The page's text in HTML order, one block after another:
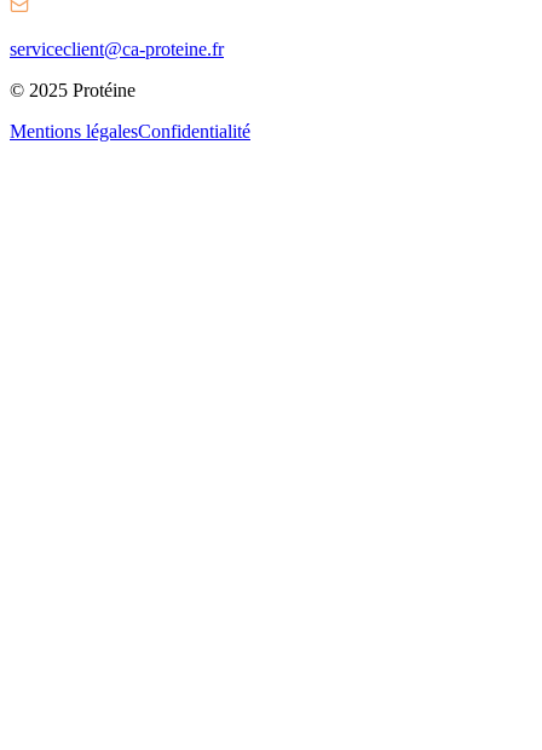
serviceclient@ca-proteine.fr
© 2025 Protéine
Mentions légalesConfidentialité